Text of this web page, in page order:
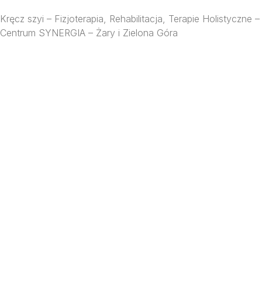
Kręcz szyi – Fizjoterapia, Rehabilitacja, Terapie Holistyczne –
Centrum SYNERGIA – Żary i Zielona Góra